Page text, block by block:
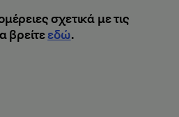
σχετικά με τις
βρείτεεδώ.